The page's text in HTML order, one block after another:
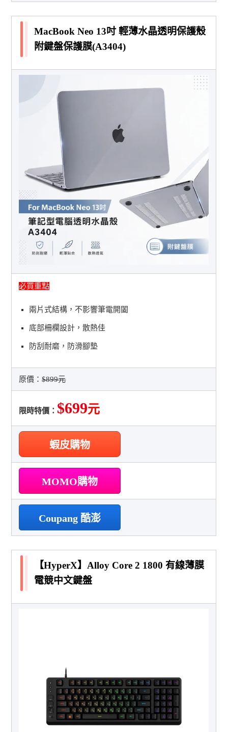
MacBook Neo 13吋 輕薄水晶透明保護殼
附鍵盤保護膜(A3404)
必買重點
兩片式結構，不影響筆電開闔
底部柵欄設計，散熱佳
防刮耐磨，防滑腳墊
原價：$899元
限時特價： $699元
蝦皮購物
MOMO購物
Coupang 酷澎
【HyperX】Alloy Core 2 1800 有線薄膜
電競中文鍵盤